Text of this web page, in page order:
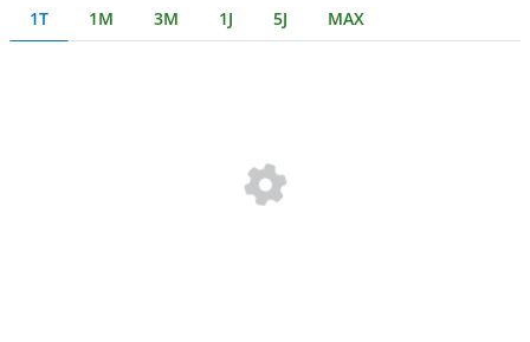
1T 1M 3M 1J 5J MAX